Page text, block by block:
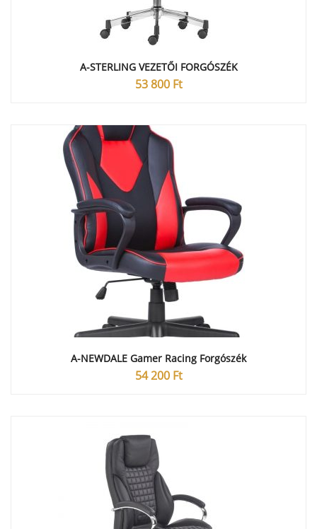
A-STERLING VEZETŐI FORGÓSZÉK
53 800 Ft
A-NEWDALE Gamer Racing Forgószék
54 200 Ft